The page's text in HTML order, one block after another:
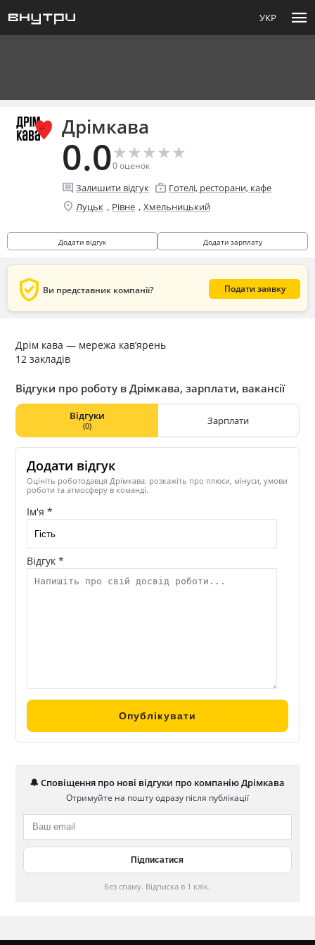
УКР menu
Дрімкава
0.0★
★★
★★
★★
★★
★
0оценок
comment Залишити відгук enterprise Готелі, ресторани, кафе
location_on Луцьк , Рівне , Хмельницький
Додати відгук Додати зарплату
verified_user Ви представник компанії? Подати заявку
Дрім кава — мережа кав’ярень
12 закладів
Відгуки про роботу в Дрімкава, зарплати, вакансії
Відгуки
(0) Зарплати
Додати відгук
Оцініть роботодавця Дрімкава: розкажіть про плюси, мінуси, умови
роботи та атмосферу в команді.
Ім'я *
Відгук *
🔔 Сповіщення про нові відгуки про компанію Дрімкава
Отримуйте на пошту одразу після публікації
Без спаму. Відписка в 1 клік.